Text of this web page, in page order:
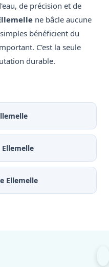
de précision et de
ne bâcle aucune
bénéficient du
C'est la seule
durable.
Ellemelle